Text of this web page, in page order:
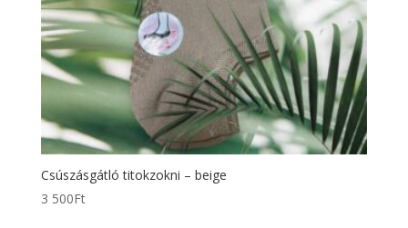
Csúszásgátló titokzokni – beige
3 500Ft